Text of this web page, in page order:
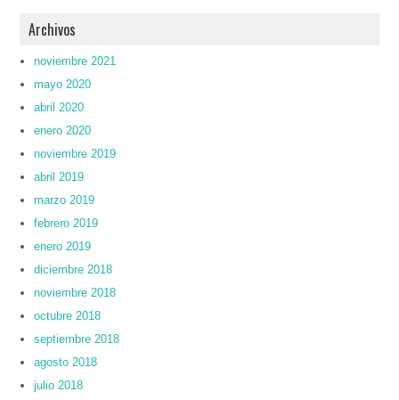
Archivos
noviembre 2021
mayo 2020
abril 2020
enero 2020
noviembre 2019
abril 2019
marzo 2019
febrero 2019
enero 2019
diciembre 2018
noviembre 2018
octubre 2018
septiembre 2018
agosto 2018
julio 2018